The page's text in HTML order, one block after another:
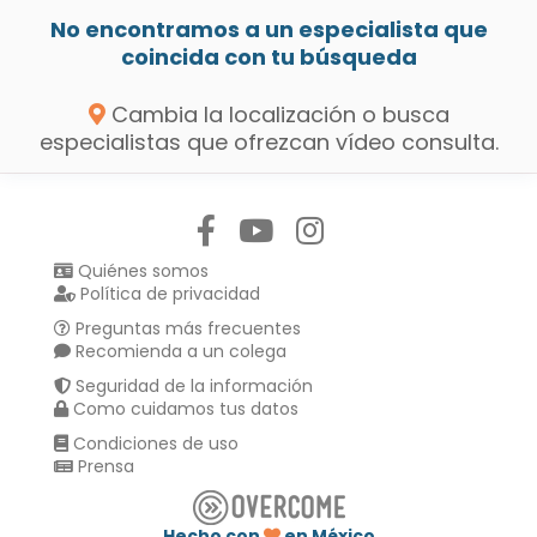
No encontramos a un especialista que
coincida con tu búsqueda
Cambia la localización o busca
especialistas que ofrezcan vídeo consulta.
Quiénes somos
Política de privacidad
Preguntas más frecuentes
Recomienda a un colega
Seguridad de la información
Como cuidamos tus datos
Condiciones de uso
Prensa